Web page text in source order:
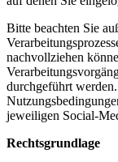
Bitte beachten Sie
nachvollziehen
durchgeführt
jeweiligen Social-
Rechtsgrundlage